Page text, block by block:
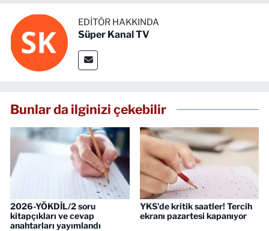
EDITÖR HAKKINDA
Süper Kanal TV
Bunlar da ilginizi çekebilir
2026-YÖKDİL/2 soru
kitapçıkları ve cevap
anahtarları yayımlandı
YKS'de kritik saatler! Tercih
ekranı pazartesi kapanıyor